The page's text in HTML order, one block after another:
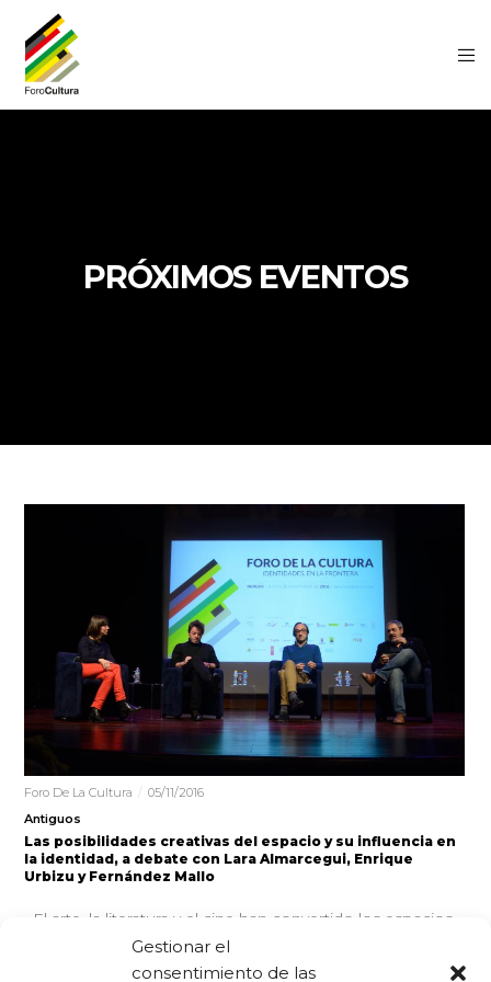
Gestionar el
consentimiento de las
PRÓXIMOS EVENTOS
Foro De La Cultura
05/11/2016
Antiguos
Las posibilidades creativas del espacio y su influencia en
la identidad, a debate con Lara Almarcegui, Enrique
Urbizu y Fernández Mallo
El arte, la literatura y el cine han convertido los espacios
en un elemento narrativo más. Sobre este aspecto…